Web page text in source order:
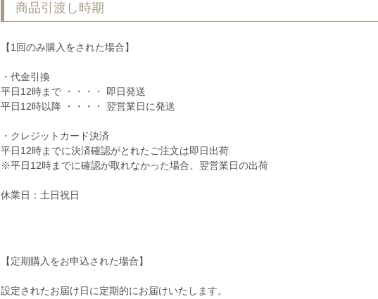
商品引渡し時期
【1回のみ購入をされた場合】
・代金引換
平日12時まで ・・・・ 即日発送
平日12時以降 ・・・・ 翌営業日に発送
・クレジットカード決済
平日12時までに決済確認がとれたご注文は即日出荷
※平日12時までに確認が取れなかった場合、翌営業日の出荷
休業日：土日祝日
【定期購入をお申込された場合】
設定されたお届け日に定期的にお届けいたします。